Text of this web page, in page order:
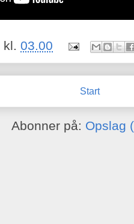
kl. 03.00
Start
Abonner på: Opslag